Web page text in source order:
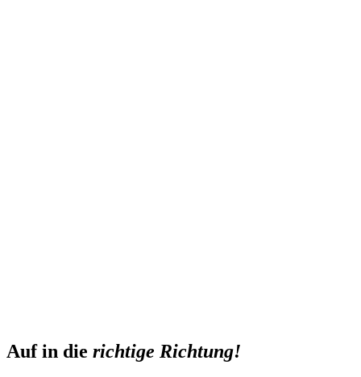
Auf in die richtige Richtung!